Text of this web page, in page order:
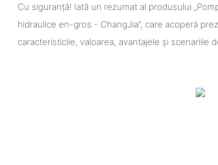
Cu siguranță! Iată un rezumat al produsului
hidraulice en-gros - ChangJia”, care acoperă
caracteristicile, valoarea, avantajele și scenariile